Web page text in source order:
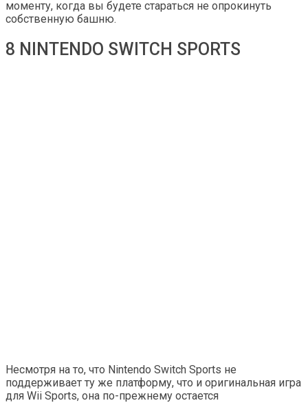
моменту, когда вы будете стараться не опрокинуть
собственную башню.
8 NINTENDO SWITCH SPORTS
Несмотря на то, что Nintendo Switch Sports не
поддерживает ту же платформу, что и оригинальная игра
для Wii Sports, она по-прежнему остается